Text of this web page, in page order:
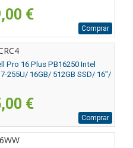
€
Comprar
Pro 16 Plus PB16250 Intel
255U/ 16GB/ 512GB SSD/ 16"/
€
Comprar